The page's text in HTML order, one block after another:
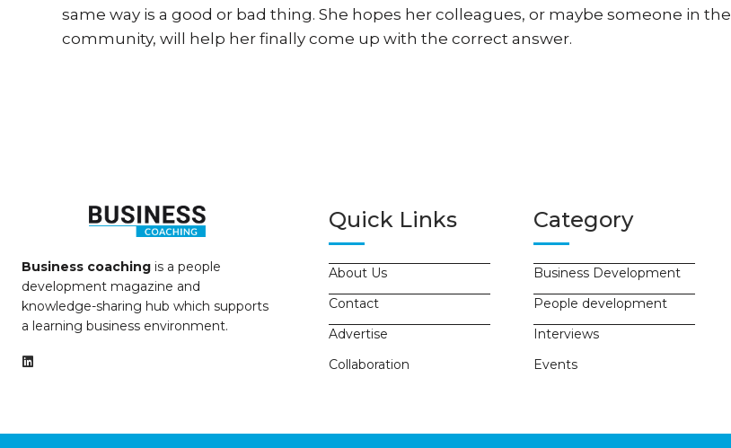
same way is a good or bad thing. She hopes her colleagues, or maybe someone in the
community, will help her finally come up with the correct answer.
Business coaching is a people
development magazine and
knowledge-sharing hub which supports
a learning business environment.
Quick Links
About Us
Contact
Advertise
Collaboration
Category
Business Development
People development
Interviews
Events